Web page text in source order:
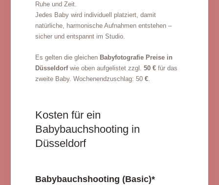
Ruhe und Zeit.
Jedes Baby wird individuell platziert, damit
natürliche, harmonische Aufnahmen entstehen –
sicher und entspannt im Studio.
Es gelten die gleichen Babyfotografie Preise in
Düsseldorfwie oben aufgelistet zzgl.50 € für das
zweite Baby. Wochenendzuschlag: 50€.
Kosten für ein
Babybauchshooting in
Düsseldorf
Babybauchshooting (Basic)*